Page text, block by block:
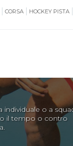
CORSA HOCKEY PISTA